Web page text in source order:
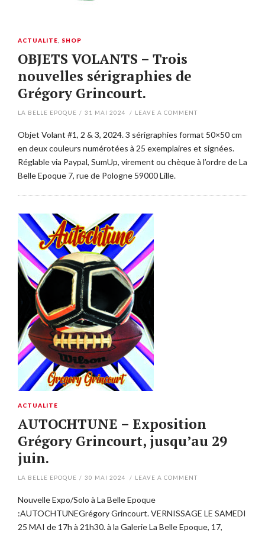
ACTUALITÉ SHOP
OBJETS VOLANTS – Trois
nouvelles sérigraphies de
Grégory Grincourt.
LA BELLE EPOQUE / 31 MAI 2024 / LEAVE A COMMENT
Objet Volant #1, 2 & 3, 2024. 3 sérigraphies format 50×50 cm
en deux couleurs numérotées à 25 exemplaires et signées.
Réglable via Paypal, SumUp, virement ou chèque à l’ordre de La
Belle Epoque 7, rue de Pologne 59000 Lille.
ACTUALITÉ
AUTOCHTUNE – Exposition
Grégory Grincourt, jusqu’au 29
juin.
LA BELLE EPOQUE / 30 MAI 2024 / LEAVE A COMMENT
Nouvelle Expo/Solo à La Belle Epoque
:AUTOCHTUNEGrégory Grincourt. VERNISSAGE LE SAMEDI
25 MAI de 17h à 21h30. à la Galerie La Belle Epoque, 17,